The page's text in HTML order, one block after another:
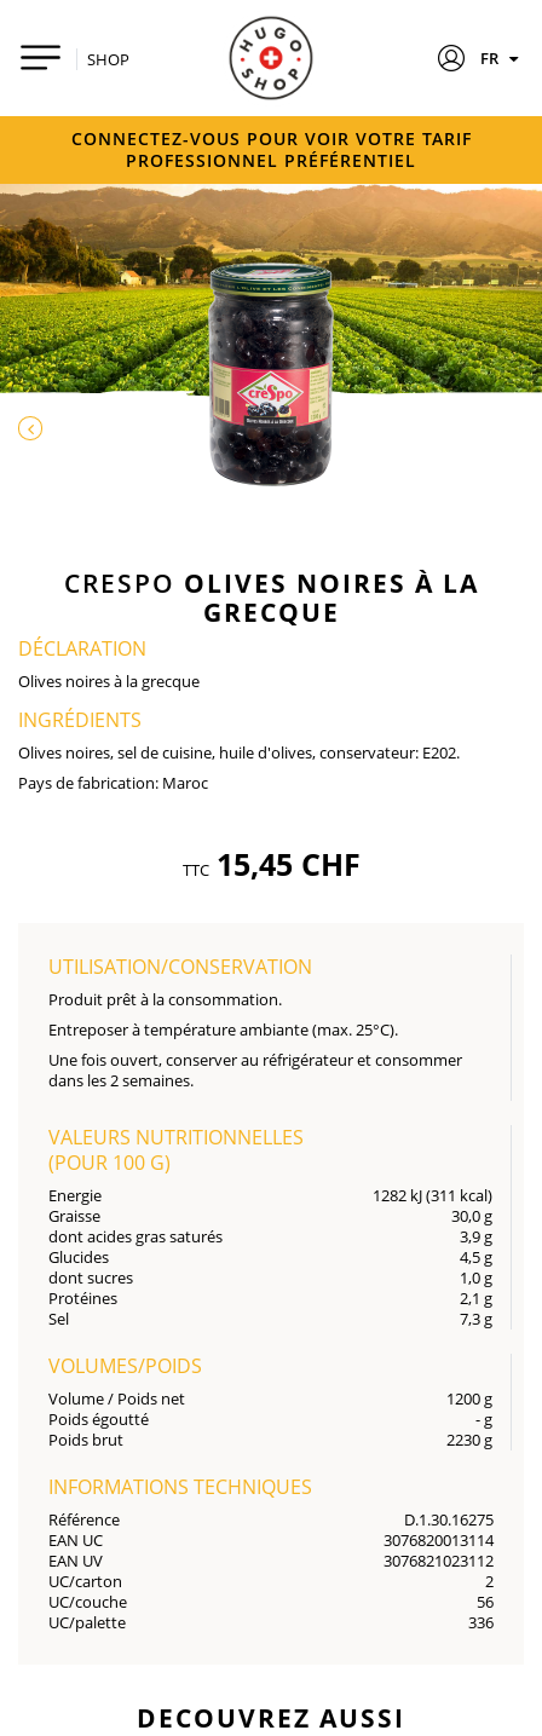
SHOP FR
CONNECTEZ-VOUS POUR VOIR VOTRE TARIF
PROFESSIONNEL PRÉFÉRENTIEL
CRESPO OLIVES NOIRES À LA
GRECQUE
DÉCLARATION
Olives noires à la grecque
INGRÉDIENTS
Olives noires, sel de cuisine, huile d'olives, conservateur: E202.
Pays de fabrication: Maroc
TTC 15,45 CHF
UTILISATION/CONSERVATION
Produit prêt à la consommation.
Entreposer à température ambiante (max. 25°C).
Une fois ouvert, conserver au réfrigérateur et consommer
dans les 2 semaines.
VALEURS NUTRITIONNELLES
(POUR 100 G)
Energie
1282 kJ (311 kcal)
Graisse
30,0 g
dont acides gras saturés
3,9 g
Glucides
4,5 g
dont sucres
1,0 g
Protéines
2,1 g
Sel
7,3 g
VOLUMES/POIDS
Volume / Poids net
1200 g
Poids égoutté
- g
Poids brut
2230 g
INFORMATIONS TECHNIQUES
Référence
D.1.30.16275
EAN UC
3076820013114
EAN UV
3076821023112
UC/carton
2
UC/couche
56
UC/palette
336
DECOUVREZ AUSSI